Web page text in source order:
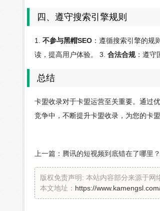
四、遵守搜索引擎规则
1. 不参与黑帽SEO ：遵循搜索引擎的规
读，提高用户体验。 3. 合法合规：遵守
总结
卡盟收录对于卡盟运营至关重要。通过
竞争中，不断提升卡盟收录，为您的卡
上一篇： 腾讯的短视频到底错在了哪里？
版权免责声明: 本站内容部分来源于网
本文地址： https://